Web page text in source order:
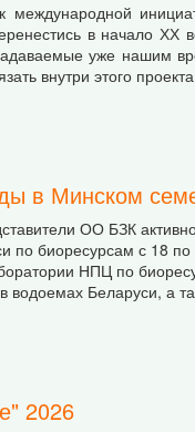
международной
в начало ХХ
уже нашим
внутри этого
в Минском
ОО БЗК
биоресурсам с 18
НПЦ по
водоемах Беларуси, а
2026